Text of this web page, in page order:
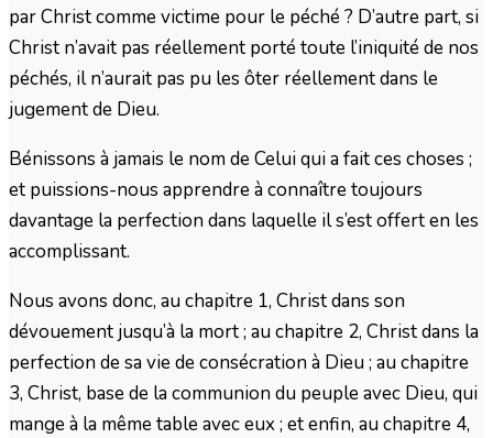
par Christ comme victime pour le péché ? D’autre part, si
Christ n’avait pas réellement porté toute l’iniquité de nos
péchés, il n’aurait pas pu les ôter réellement dans le
jugement de Dieu.
Bénissons à jamais le nom de Celui qui a fait ces choses ;
et puissions-nous apprendre à connaître toujours
davantage la perfection dans laquelle il s’est offert en les
accomplissant.
Nous avons donc, au chapitre 1, Christ dans son
dévouement jusqu’à la mort ; au chapitre 2, Christ dans la
perfection de sa vie de consécration à Dieu ; au chapitre
3, Christ, base de la communion du peuple avec Dieu, qui
mange à la même table avec eux ; et enfin, au chapitre 4,